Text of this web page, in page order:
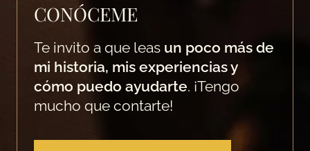
CONÓCEME
Te invito a que leas un poco más de
mi historia, mis experiencias y
cómo puedo ayudarte. ¡Tengo
mucho que contarte!